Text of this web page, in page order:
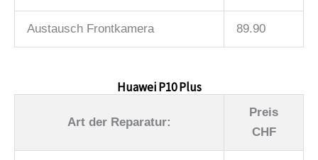
Austausch Frontkamera 89.90
Huawei P10 Plus
Art der Reparatur:
Preis
CHF